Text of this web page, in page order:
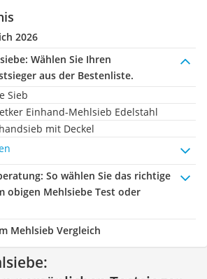
2026
Wählen Sie Ihren
aus der Bestenliste.
Sieb
Einhand-Mehlsieb Edelstahl
mit Deckel
: So wählen Sie das richtige
obigen Mehlsiebe Test oder
Mehlsieb Vergleich